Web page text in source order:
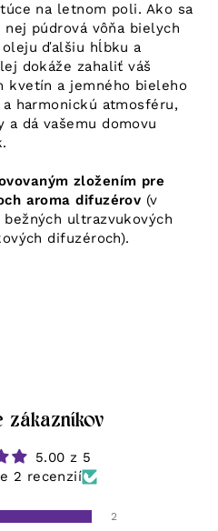
na letnom poli. Ako sa
púdrová vôňa bielych
oleju ďalšiu hĺbku a
dokáže zahaliť váš
kvetín a jemného bieleho
harmonickú atmosféru,
a dá vašemu domovu
zložením pre
aroma difuzérov (v
ultrazvukových
difuzéroch).
zákazníkov
5.00 z 5
2 recenzií
2